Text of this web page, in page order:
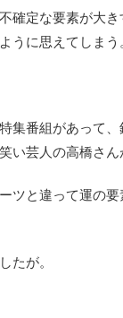
確定な要素が大
うに思えてしまう
集番組があって
い芸人の高橋さん
ツと違って運の
たが。